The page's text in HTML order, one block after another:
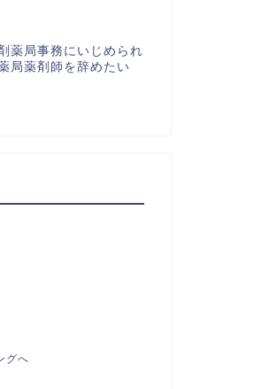
薬局事務にいじめられ
局薬剤師を辞めたい
グへ